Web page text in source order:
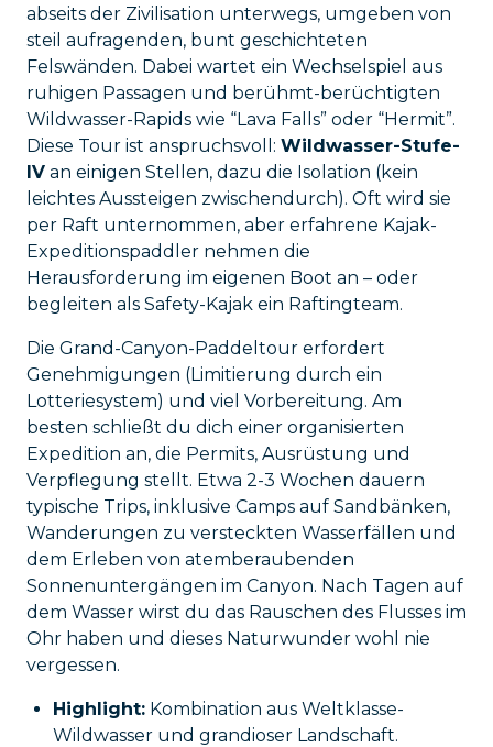
abseits der Zivilisation unterwegs, umgeben von
steil aufragenden, bunt geschichteten
Felswänden. Dabei wartet ein Wechselspiel aus
ruhigen Passagen und berühmt-berüchtigten
Wildwasser-Rapids wie “Lava Falls” oder “Hermit”.
Diese Tour ist anspruchsvoll: Wildwasser-Stufe-
IV an einigen Stellen, dazu die Isolation (kein
leichtes Aussteigen zwischendurch). Oft wird sie
per Raft unternommen, aber erfahrene Kajak-
Expeditionspaddler nehmen die
Herausforderung im eigenen Boot an – oder
begleiten als Safety-Kajak ein Raftingteam.
Die Grand-Canyon-Paddeltour erfordert
Genehmigungen (Limitierung durch ein
Lotteriesystem) und viel Vorbereitung. Am
besten schließt du dich einer organisierten
Expedition an, die Permits, Ausrüstung und
Verpflegung stellt. Etwa 2-3 Wochen dauern
typische Trips, inklusive Camps auf Sandbänken,
Wanderungen zu versteckten Wasserfällen und
dem Erleben von atemberaubenden
Sonnenuntergängen im Canyon. Nach Tagen auf
dem Wasser wirst du das Rauschen des Flusses im
Ohr haben und dieses Naturwunder wohl nie
vergessen.
Highlight: Kombination aus Weltklasse-
Wildwasser und grandioser Landschaft.